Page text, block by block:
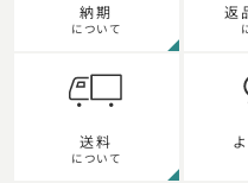
納期
について
返
送料
について